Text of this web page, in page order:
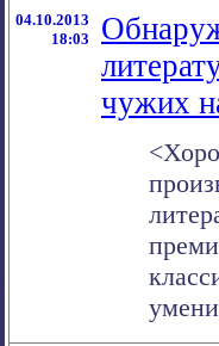
04.10.2013
18:03
чужих